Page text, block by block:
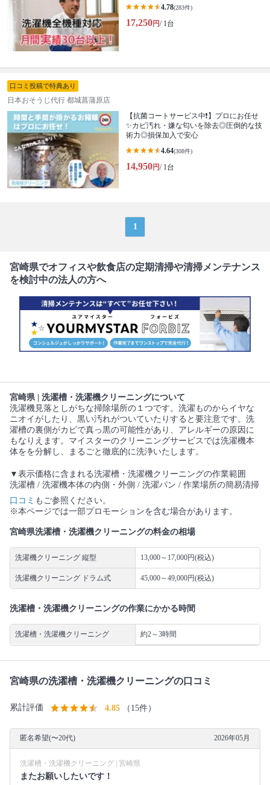
4.78(283件)
17,250円/ 1台
口コミ投稿で特典あり
日本おそうじ代行 都城菖蒲原店
【抗菌コートサービス中❗】プロにお任せ
✨カビ汚れ・嫌な匂いを除去◎圧倒的な技
術力◎損保加入で安心
4.64(308件)
14,950円/ 1台
1
宮崎県でオフィスや飲食店の定期清掃や清掃メンテナンス
を検討中の法人の方へ
宮崎県 | 洗濯槽・洗濯機クリーニングについて
洗濯機見落としがちな掃除場所の１つです。洗濯ものからイヤな
ニオイがしたり、黒い汚れがついていたりすると要注意です。洗
濯槽の裏側がカビで真っ黒の可能性があり、アレルギーの原因に
もなりえます。マイスターのクリーニングサービスでは洗濯機本
体をを分解し、まるごと徹底的に洗浄いたします。
▼表示価格に含まれる洗濯槽・洗濯機クリーニングの作業範囲
洗濯槽 / 洗濯機本体の内側・外側 / 洗濯パン / 作業場所の簡易清掃
口コミ もご参照ください。
※本ページでは一部プロモーションを含む場合があります。
宮崎県洗濯槽・洗濯機クリーニングの料金の相場
洗濯機クリーニング 縦型 13,000～17,000円(税込)
洗濯機クリーニング ドラム式 45,000～49,000円(税込)
洗濯槽・洗濯機クリーニングの作業にかかる時間
洗濯槽・洗濯機クリーニング 約2～3時間
宮崎県の洗濯槽・洗濯機クリーニングの口コミ
累計評価 4.85 （15件）
匿名希望(〜20代) 2026年05月
洗濯槽・洗濯機クリーニング | 宮崎県
またお願いしたいです！